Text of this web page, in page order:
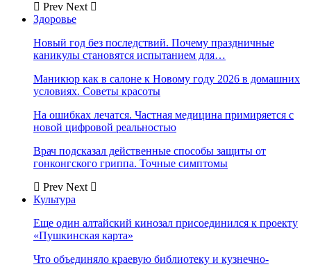
Prev Next
Здоровье
Новый год без последствий. Почему праздничные
каникулы становятся испытанием для…
Маникюр как в салоне к Новому году 2026 в домашних
условиях. Советы красоты
На ошибках лечатся. Частная медицина примиряется с
новой цифровой реальностью
Врач подсказал действенные способы защиты от
гонконгского гриппа. Точные симптомы
Prev Next
Культура
Еще один алтайский кинозал присоединился к проекту
«Пушкинская карта»
Что объединяло краевую библиотеку и кузнечно-